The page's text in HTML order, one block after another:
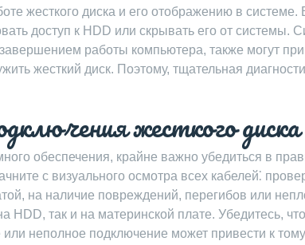
жесткого диска и его отображению в системе.
доступ к HDD или скрывать его от системы.
работы компьютера, также могут
жесткий диск. Поэтому, тщательная
жесткого диска
обеспечения, крайне важно убедиться в
с визуального осмотра всех кабелей⁚
на наличие повреждений, перегибов или
HDD, так и на материнской плате. Убедитесь,
неполное подключение может привести к